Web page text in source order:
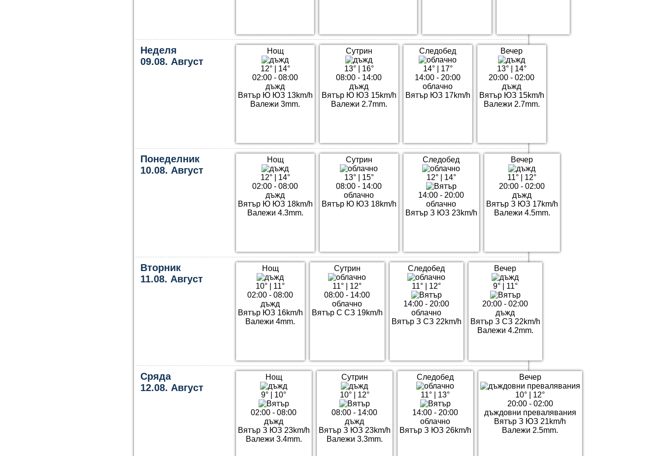
Неделя
09.08. Август
Нощ
12°| 14°
02:00 - 08:00
дъжд
Вятър Ю ЮЗ 13km/h
Валежи 3mm.
Сутрин
13°| 16°
08:00 - 14:00
дъжд
Вятър Ю ЮЗ 15km/h
Валежи 2.7mm.
Следобед
14°| 17°
14:00 - 20:00
облачно
Вятър ЮЗ 17km/h
Вечер
13°| 14°
20:00 - 02:00
дъжд
Вятър ЮЗ 15km/h
Валежи 2.7mm.
Понеделник
10.08. Август
Нощ
12°| 14°
02:00 - 08:00
дъжд
Вятър Ю ЮЗ 18km/h
Валежи 4.3mm.
Сутрин
13°| 15°
08:00 - 14:00
облачно
Вятър Ю ЮЗ 18km/h
Следобед
12°| 14°
14:00 - 20:00
облачно
Вятър З ЮЗ 23km/h
Вечер
11°
12°
20:00 - 02:00
дъжд
Вятър З ЮЗ 17km/h
Валежи 4.5mm.
Вторник
11.08. Август
Нощ
10°
11°
02:00 - 08:00
дъжд
Вятър ЮЗ 16km/h
Валежи 4mm.
Сутрин
11°
12°
08:00 - 14:00
облачно
Вятър С СЗ 19km/h
Следобед
11° 12°
14:00 - 20:00
облачно
Вятър З СЗ 22km/h
Вечер
9°| 11°
20:00 - 02:00
дъжд
Вятър З СЗ 22km/h
Валежи 4.2mm.
Сряда
12.08. Август
Нощ
9° 10°
02:00 - 08:00
дъжд
Вятър З ЮЗ 23km/h
Валежи 3.4mm.
Сутрин
10°| 12°
08:00 - 14:00
дъжд
Вятър З ЮЗ 23km/h
Валежи 3.3mm.
Следобед
11° 13°
14:00 - 20:00
облачно
Вятър З ЮЗ 26km/h
Вечер
10°
12°
20:00 - 02:00
дъждовни превалявания
Вятър З ЮЗ 21km/h
Валежи 2.5mm.